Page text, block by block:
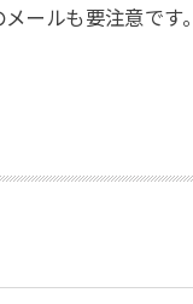
ールも要注意です。